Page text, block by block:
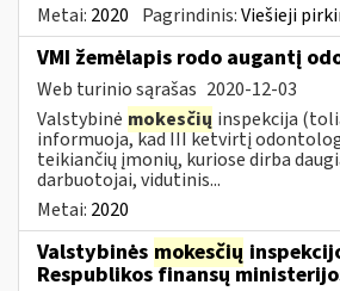
Metai: 2020 Pagrindinis:Viešieji
VMI žemėlapis rodo augantį
Web turinio sąrašas 2020-12-03
Valstybinė mokesčių inspekcija
informuoja, kad III ketvirtį
teikiančių įmonių, kuriose dirba
darbuotojai, vidutinis...
Metai: 2020
Valstybinės mokesčių
Respublikos finansų